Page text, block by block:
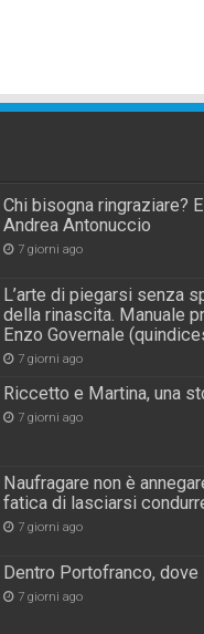
Chi bisogna ringraziare?
Andrea Antonuccio
7 giorni ago
L’arte di piegarsi senza
della rinascita. Manuale
Enzo Governale
7 giorni ago
Riccetto e Martina, una
7 giorni ago
Naufragare non è
fatica di lasciarsi
7 giorni ago
Dentro Portofranco,
7 giorni ago